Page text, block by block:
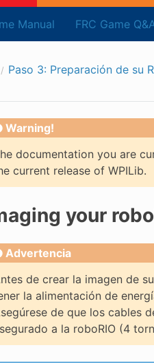
Manual FRC Game
Paso 3: Preparación de su
Warning!
documentation you are
current release of WPILib.
your
Advertencia
de crear la imagen de
la alimentación de
de que los cables
a la roboRIO (4